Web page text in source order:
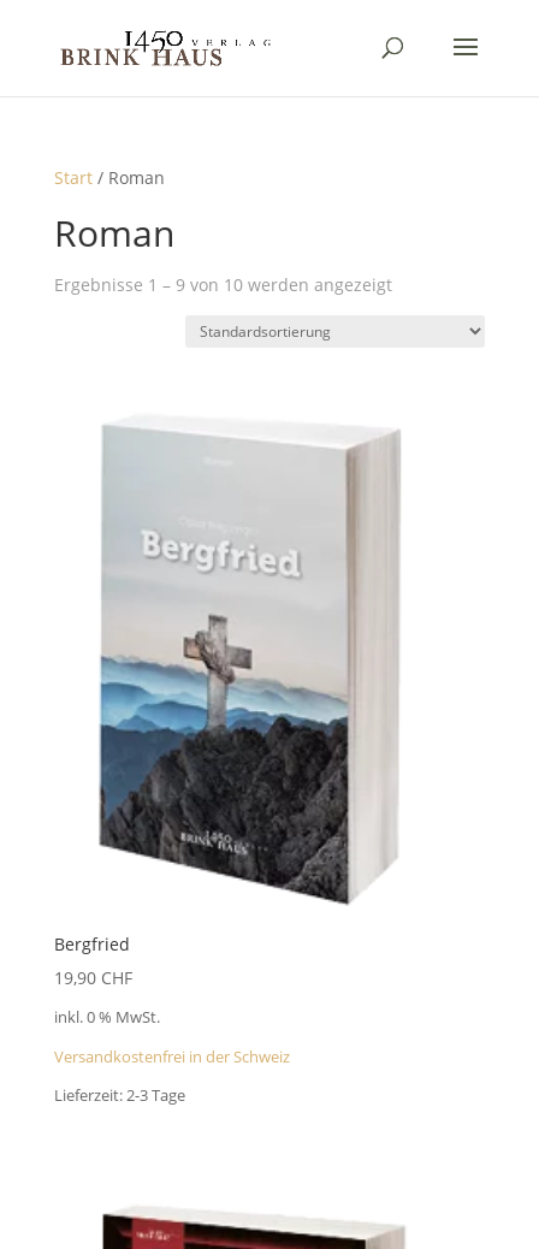
Start/ Roman
Roman
Ergebnisse 1 – 9 von 10 werden angezeigt
Bergfried
19,90 CHF
inkl. 0 % MwSt.
Versandkostenfrei in der Schweiz
Lieferzeit:2-3 Tage